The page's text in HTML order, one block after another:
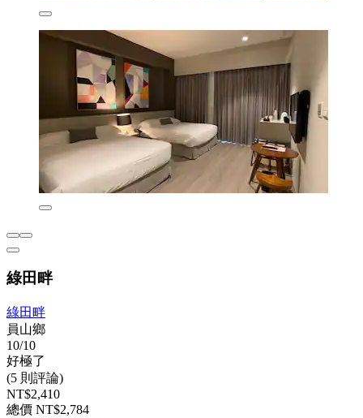
綠田畔
綠田畔
員山鄉
10/10
好極了
(5 則評論)
NT$2,410
總價 NT$2,784